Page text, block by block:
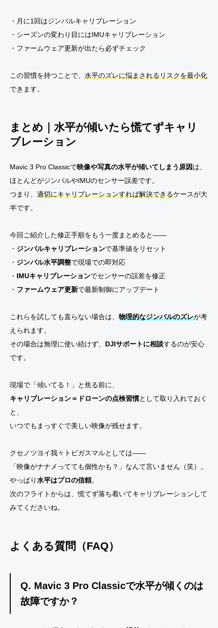
・月に1回はジンバルキャリブレーション
・シーズンの変わり目にはIMUキャリブレーション
・ファームウェア更新が出たら必ずチェック
この習慣を持つことで、 水平のズレに悩まされるリスクを最小化
できます。
まとめ｜水平が傾いたら慌てずキャリ
ブレーション
Mavic 3 Pro Classicで映像や写真の水平が傾いてしまう原因は、
ほとんどがジンバルやIMUのセンサー誤差です。
つまり、 適切にキャリブレーションすれば解決できるケースが大
半です。
今回ご紹介した修正手順をもう一度まとめると——
・ ジンバルキャリブレーションで基準値をリセット
・ ジンバル水平調整で現場での即対応
・ IMUキャリブレーションでセンサーの誤差を修正
・ ファームウェア更新で最新制御にアップデート
これらを試しても直らない場合は、 物理的なジンバルのズレが考
えられます。
その場合は無理に使い続けず、 DJIサポートに相談するのが安心
です。
現場で「傾いてる！」と焦る前に、
キャリブレーション＝ドローンの点検習慣として取り入れておく
と、
いつでもまっすぐで美しい映像が残せます。
クセノツヨイ我々トビガスマルとしては——
「映像がナナメってても個性かも？」なんて言いません（笑）。
やっぱり水平はプロの信頼。
次のフライトからは、慌てず落ち着いてキャリブレーションして
みてくださいね。
よくある質問（FAQ）
Q. Mavic 3 Pro Classicで水平が傾くのは
故障ですか？